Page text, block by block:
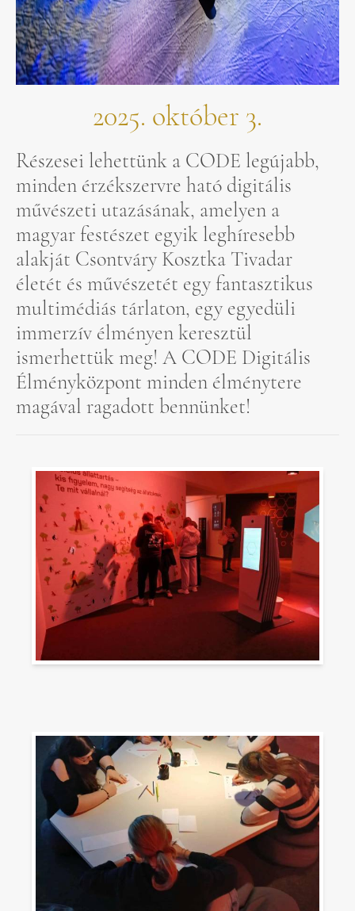
2025. október 3.
Részesei lehettünk a CODE legújabb,
minden érzékszervre ható digitális
művészeti utazásának, amelyen a
magyar festészet egyik leghíresebb
alakját Csontváry Kosztka Tivadar
életét és művészetét egy fantasztikus
multimédiás tárlaton, egy egyedüli
immerzív élményen keresztül
ismerhettük meg! A CODE Digitális
Élményközpont minden élménytere
magával ragadott bennünket!